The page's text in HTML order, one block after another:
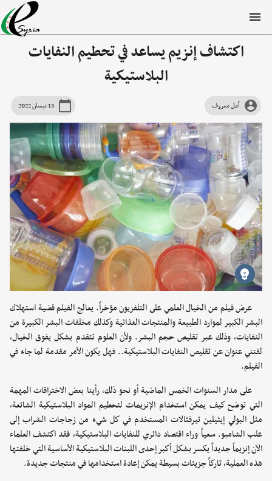
اكتشاف إنزيم يساعد في تحطيم النفايات
البلاستيكية
أمل معروف 13 نيسان 2022
عرض فيلم من الخيال العلمي على التلفزيون مؤخراً. يعالج الفيلم قضية استهلاك
البشر الكبير لموارد الطبيعة والمنتجات الغذائية وكذلك مخلفات البشر الكبيرة من
النفايات، وذلك عبر تقليص حجم البشر. ولأن العلوم تتقدم بشكل يفوق الخيال،
لفتني عنوان عن تقليص النفايات البلاستيكية.. فهل يكون الأمر مقدمة لما جاء في
الفيلم.
على مدار السنوات الخمس الماضية أو نحو ذلك، رأينا بعض الاختراقات المهمة
التي توضح كيف يمكن استخدام الإنزيمات لتحطيم المواد البلاستيكية الشائعة،
مثل البولي إيثيلين تيرفثالات المستخدم في كل شيء من زجاجات الشراب إلى
علب الشامبو. سعياً وراء اقتصاد دائري للنفايات البلاستيكية، فقد اكتشف العلماء
الآن إنزيماً جديداً يكسر بشكل أكبر إحدى اللبنات البلاستيكية الأساسية التي خلفتها
هذه العملية، تاركاً جزيئات بسيطة يمكن إعادة استخدامها في منتجات جديدة.